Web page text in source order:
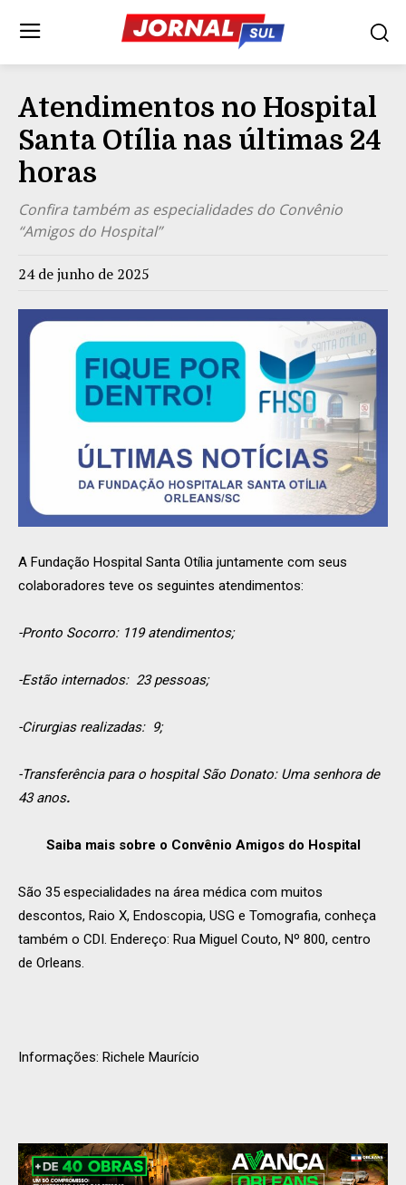
Atendimentos no Hospital
Santa Otília nas últimas 24
horas
Confira também as especialidades do Convênio
“Amigos do Hospital”
24 de junho de 2025
A Fundação Hospital Santa Otília juntamente com seus
colaboradores teve os seguintes atendimentos:
-Pronto Socorro: 119 atendimentos;
-Estão internados: 23 pessoas;
-Cirurgias realizadas: 9;
-Transferência para o hospital São Donato: Uma senhora de
43 anos.
Saiba mais sobre o Convênio Amigos do Hospital
São 35 especialidades na área médica com muitos
descontos, Raio X, Endoscopia, USG e Tomografia, conheça
também o CDI. Endereço: Rua Miguel Couto, Nº 800, centro
de Orleans.
Informações: Richele Maurício